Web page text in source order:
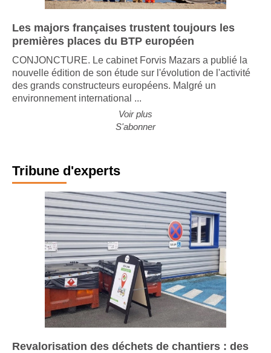
Les majors françaises trustent toujours les
premières places du BTP européen
CONJONCTURE. Le cabinet Forvis Mazars a publié la
nouvelle édition de son étude sur l'évolution de l'activité
des grands constructeurs européens. Malgré un
environnement international ...
Voir plus
S'abonner
Tribune d'experts
Revalorisation des déchets de chantiers : des